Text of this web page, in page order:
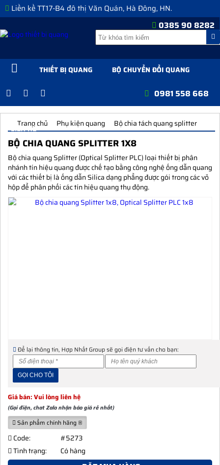
Liền kề TT17-B4 đô thị Văn Quán, Hà Đông, HN.
0385 90 8282
THIẾT BỊ QUANG
BỘ CHUYỂN ĐỔI QUANG
TỦ ODF, TỦ RACK
DÂY NHẢY QUANG
PHỤ KIỆN QUANG
TIN TỨC GIẢI PHÁP
GIỚI THIỆU
LIÊN HỆ
0981 558 668
Trang chủ Phụ kiện quang Bộ chia tách quang splitter
BỘ CHIA QUANG SPLITTER 1X8
Bộ chia quang Splitter (Optical Splitter PLC) loại thiết bị phân
nhánh tín hiệu quang được chế tạo bằng công nghệ ống dẫn quang
với các thiết bị là ống dẫn Silica dạng phẳng được gói trong các vỏ
hộp để phân phối các tín hiệu quang thụ động.
Để lại thông tin, Hợp Nhất Group sẽ gọi điện tư vấn cho bạn:
Giá bán: Vui lòng liên hệ
(Gọi điện, chat Zalo nhận báo giá rẻ nhất)
Sản phẩm chính hãng ®
Code:
#5273
Tình trạng:
Có hàng